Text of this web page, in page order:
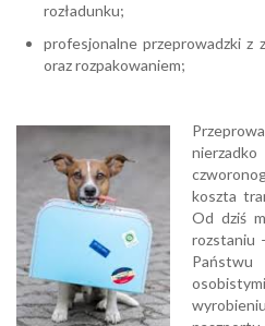
rozładunku;
profesjonalne przeprowadzki z
oraz rozpakowaniem;
koszta
Od dziś
rozstaniu